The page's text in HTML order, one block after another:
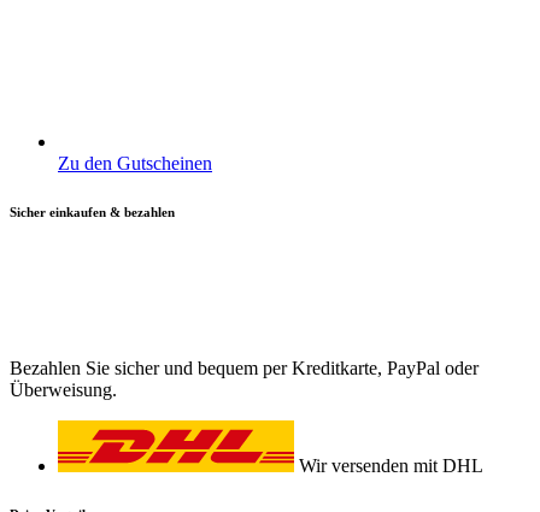
Zu den Gutscheinen
Sicher einkaufen & bezahlen
Bezahlen Sie sicher und bequem per Kreditkarte, PayPal oder
Überweisung.
Wir versenden mit DHL